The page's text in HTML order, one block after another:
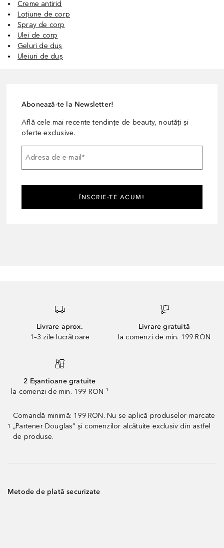
Creme antirid
Loțiune de corp
Spray de corp
Ulei de corp
Geluri de duș
Uleiuri de duș
Abonează-te la Newsletter!
Află cele mai recente tendințe de beauty, noutăți și
oferte exclusive.
Adresa de e-mail *
ÎNSCRIE-TE ACUM!
Livrare aprox.
1–3 zile lucrătoare
Livrare gratuită
la comenzi de min. 199 RON
2 Eșantioane gratuite
la comenzi de min. 199 RON ¹
1
Comandă minimă: 199 RON. Nu se aplică produselor marcate
„Partener Douglas” și comenzilor alcătuite exclusiv din astfel
de produse.
Metode de plată securizate